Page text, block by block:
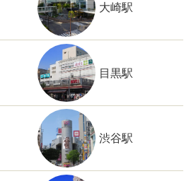
大崎駅
目黒駅
渋谷駅